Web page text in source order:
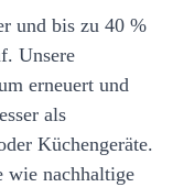
und bis zu 40 %
Unsere
erneuert und
als
Küchengeräte.
wie nachhaltige